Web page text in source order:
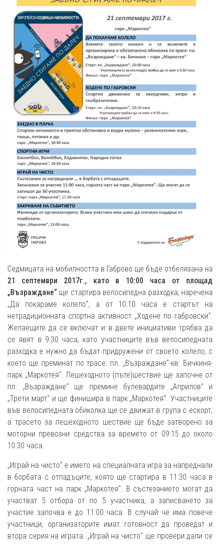
Седмицата на мобилността в Габрово ще бъде отбелязана на
21 септември 2017г., като в 10:00 часа от площад
„Възраждане“ ще стартира велосипедна разходка, наречена
„Да покараме колело“, а от 10:10 часа е стартът на
нетрадиционната спортна активност „Ходене по габровски“.
Желаещите да се включат и в двете инициативи трябва да
се явят в 9:30 часа, като участниците във велосипедната
разходка е нужно да бъдат придружени от своето колело, с
което ще преминат по трасе: пл. „Възраждане“-кв. Бичкиня-
парк „Маркотея“. Пешеходното (пъте)шествие ще започне от
пл. „Възраждане“ ще премине булевардите „Априлов“ и
„Трети март“ и ще финишира в парк „Маркотея“. Участниците
във велосипедната обиколка ще се движат в група с ескорт,
а трасето за пешеходното шествие ще бъде затворено за
моторни превозни средства за времето от 09:15 до около
10:30 часа.
„Играй на чисто“ е името на специалната игра за напреднали
в борбата с отпадъците, която ще стартира в 11:30 часа в
горната част на парк „Маркотея“. В състезанието могат да
участват 5 отбора от по 5 участника, а записването за
участие започва е до 11:00 часа. В случай че има повече
участници, организаторите имат готовност да проведат и
втора серия на играта. „Играй на чисто“ ще провери дали се